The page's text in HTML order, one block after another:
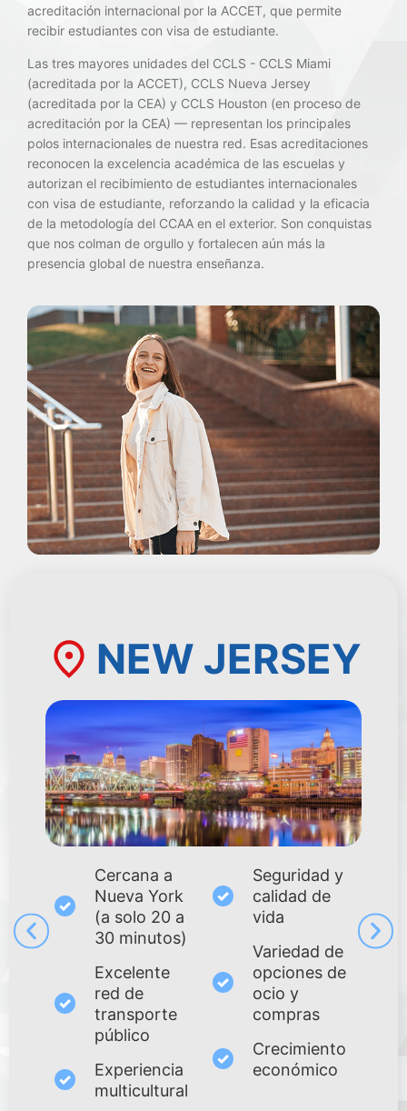
acreditación internacional por la ACCET, que permite
recibir estudiantes con visa de estudiante.
Las tres mayores unidades del CCLS - CCLS Miami
(acreditada por la ACCET), CCLS Nueva Jersey
(acreditada por la CEA) y CCLS Houston (en proceso de
acreditación por la CEA) — representan los principales
polos internacionales de nuestra red. Esas acreditaciones
reconocen la excelencia académica de las escuelas y
autorizan el recibimiento de estudiantes internacionales
con visa de estudiante, reforzando la calidad y la eficacia
de la metodología del CCAA en el exterior. Son conquistas
que nos colman de orgullo y fortalecen aún más la
presencia global de nuestra enseñanza.
NEW JERSEY
Cercana a
Nueva York
(a solo 20 a
30 minutos)
Excelente
red de
transporte
público
Experiencia
multicultural
Seguridad y
calidad de
vida
Variedad de
opciones de
ocio y
compras
Crecimiento
económico